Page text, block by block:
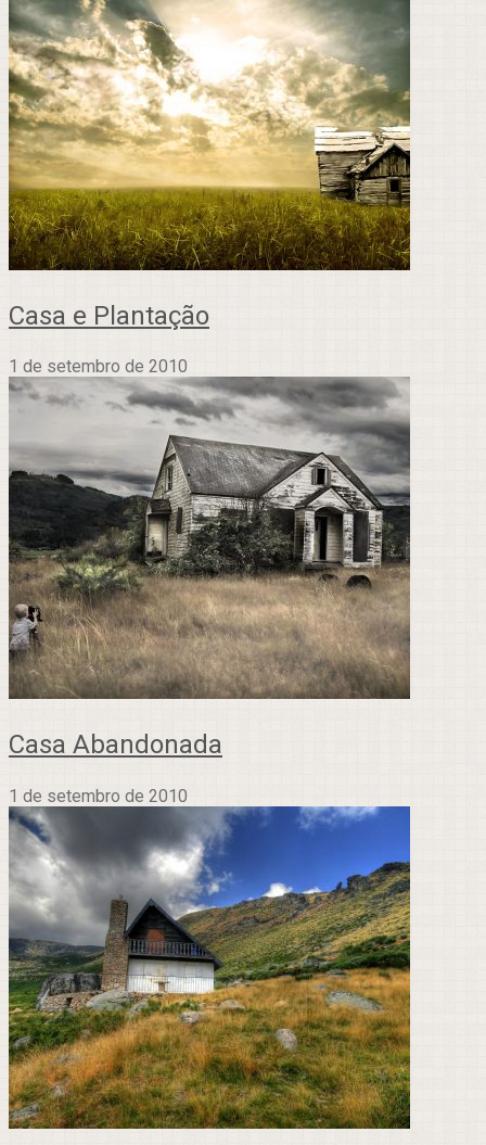
Casa e Plantação
1 de setembro de 2010
Casa Abandonada
1 de setembro de 2010